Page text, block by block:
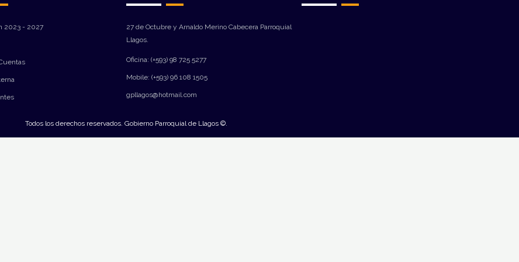
2023 - 2027
27 de Octubre y Arnaldo Merino Cabecera Parroquial
Llagos.
Oficina: (+593) 98 725 5277
Mobile: (+593) 96 108 1505
gpllagos@hotmail.com
Todos los derechos reservados. Gobierno Parroquial de Llagos ©.